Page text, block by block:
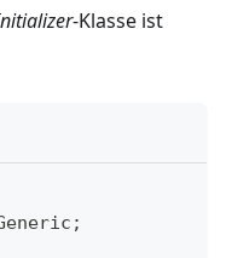
-Klasse ist
;